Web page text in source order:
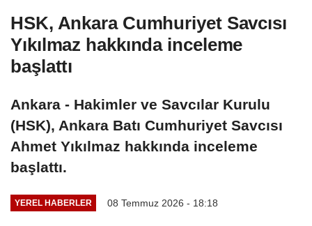
HSK, Ankara Cumhuriyet Savcısı
Yıkılmaz hakkında inceleme
başlattı
Ankara - Hakimler ve Savcılar Kurulu
(HSK), Ankara Batı Cumhuriyet Savcısı
Ahmet Yıkılmaz hakkında inceleme
başlattı.
YEREL HABERLER 08 Temmuz 2026 - 18:18